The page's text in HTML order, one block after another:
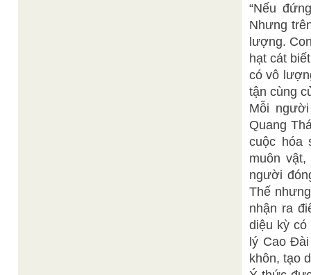
“Nếu
Nhưng
lượng.
hạt cát
có vô
tận cùng
Mỗi
Quang
cuộc hóa
muôn
người
Thế
nhận ra
diệu kỳ có
lý Cao
khôn, tạo